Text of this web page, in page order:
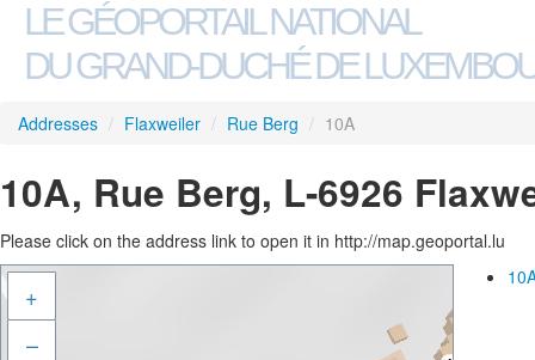
LE GÉOPORTAIL NATIONAL
DU GRAND-DUCHÉ DE
Addresses / Flaxweiler / Rue Berg / 10A
10A, Rue Berg, L-6926
Please click on the address link to open it in http://map.geoportal.lu
+
–